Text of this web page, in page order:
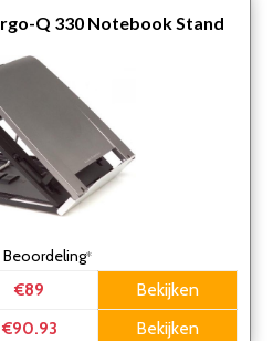
Q 330 Notebook Stand
Beoordeling*
€89
Bekijken
€90.93 Bekijken